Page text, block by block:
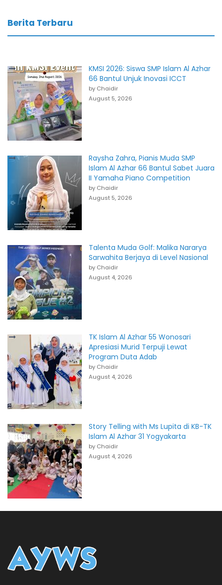
Berita Terbaru
KMSI 2026: Siswa SMP Islam Al Azhar
66 Bantul Unjuk Inovasi ICCT
by Chaidir
August 5, 2026
Raysha Zahra, Pianis Muda SMP
Islam Al Azhar 66 Bantul Sabet Juara
II Yamaha Piano Competition
by Chaidir
August 5, 2026
Talenta Muda Golf: Malika Nararya
Sarwahita Berjaya di Level Nasional
by Chaidir
August 4, 2026
TK Islam Al Azhar 55 Wonosari
Apresiasi Murid Terpuji Lewat
Program Duta Adab
by Chaidir
August 4, 2026
Story Telling with Ms Lupita di KB-TK
Islam Al Azhar 31 Yogyakarta
by Chaidir
August 4, 2026